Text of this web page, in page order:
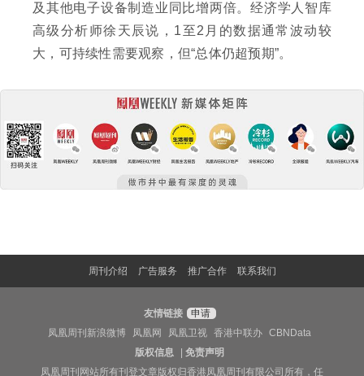
及其他电子设备制造业同比增两倍。经济学人智库
高级分析师徐天辰说，1至2月的数据通常波动较
大，可持续性需要观察，但“总体仍超预期”。
周刊介绍 广告服务 推广合作 联系我们
友情链接
申请
凤凰周刊新浪微博
凤凰网 凤凰卫视 香港中联办
CBNData
版权信息
|免责声明
凤凰周刊网站所有刊登文章版权归香港凤凰周刊有限公司所有，任